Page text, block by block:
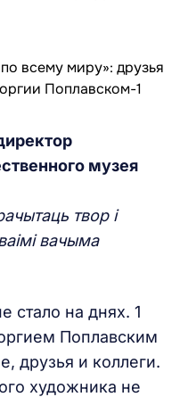
музея
твор і
вачыма
стало на днях. 1
Поплавским
друзья и коллеги.
художника не